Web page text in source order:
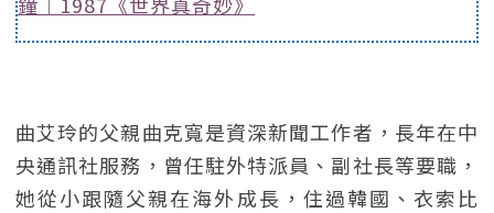
曲艾玲的父親曲克寬是資深新聞工作者，長年在中
央通訊社服務，曾任駐外特派員、副社長等要職，
她從小跟隨父親在海外成長，住過韓國、衣索比